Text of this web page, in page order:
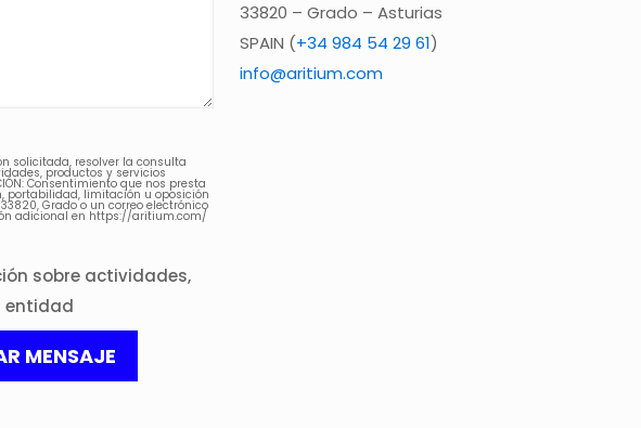
solicitada, resolver la consulta
productos y servicios
Consentimiento que nos presta
portabilidad, limitación u oposición
Grado o un correo electrónico
adicional en https://aritium.com/
sobre actividades,
entidad
33820 – Grado – Asturias
SPAIN (+34 984 54 29 61)
info@aritium.com